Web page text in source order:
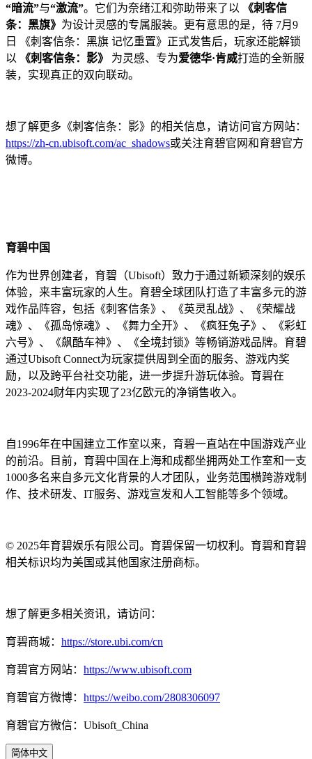
“暗流”与“激流”。它们为奈绪江和弥助带来了以
《刺客信
条：黑旗》 为设计灵感的专属服装。更有意思的是，待 7月9
日 《刺客信条：黑旗 记忆重置》正式发售后，玩家还能解锁
以
《刺客信条：影》 为灵感、专为爱德华·肯威打造的全新服
装，实现真正的双向联动。
想了解更多《刺客信条：影》的相关信息，请访问官方网站：
https://zh-cn.ubisoft.com/ac_shadows或关注育碧官网和育碧官方
微博。
育碧中国
作为世界创建者，育碧（Ubisoft）致力于通过新颖深刻的娱乐
体验，来丰富玩家的人生。育碧全球团队打造了丰富多元的游
戏作品阵容，包括《刺客信条》、《英灵乱战》、《荣耀战
魂》、《孤岛惊魂》、《舞力全开》、《疯狂兔子》、《彩虹
六号》、《飙酷车神》、《全境封锁》等畅销游戏品牌。育碧
通过Ubisoft Connect为玩家提供周到全面的服务、游戏内奖
励，以及跨平台社交功能，进一步提升游玩体验。育碧在
2023-2024财年内实现了23亿欧元的净销售收入。
自1996年在中国建立工作室以来，育碧一直站在中国游戏产业
的前沿。目前，育碧中国在上海和成都坐拥两处工作室和一支
1000多名来自多元文化背景的人才团队，业务范围横跨游戏制
作、技术研发、IT服务、游戏宣发和人工智能等多个领域。
© 2025年育碧娱乐有限公司。育碧保留一切权利。育碧和育碧
相关标识均为美国或其他国家注册商标。
想了解更多相关资讯，请访问：
育碧商城： https://store.ubi.com/cn
育碧官方网站： https://www.ubisoft.com
育碧官方微博： https://weibo.com/2808306097
育碧官方微信：Ubisoft_China
简体中文